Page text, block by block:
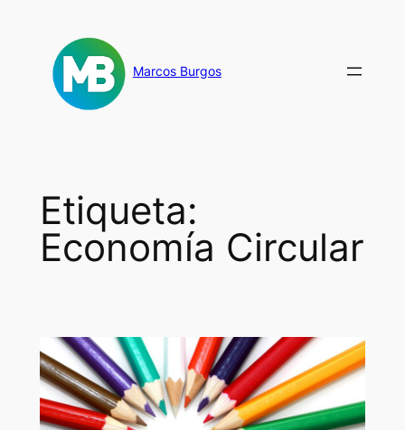
contenido
Marcos Burgos
Etiqueta:
Economía Circular